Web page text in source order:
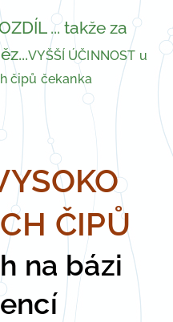
... takže za
VYŠŠÍ ÚČINNOST u
čipů čekanka
ČIPŮ
na bázi